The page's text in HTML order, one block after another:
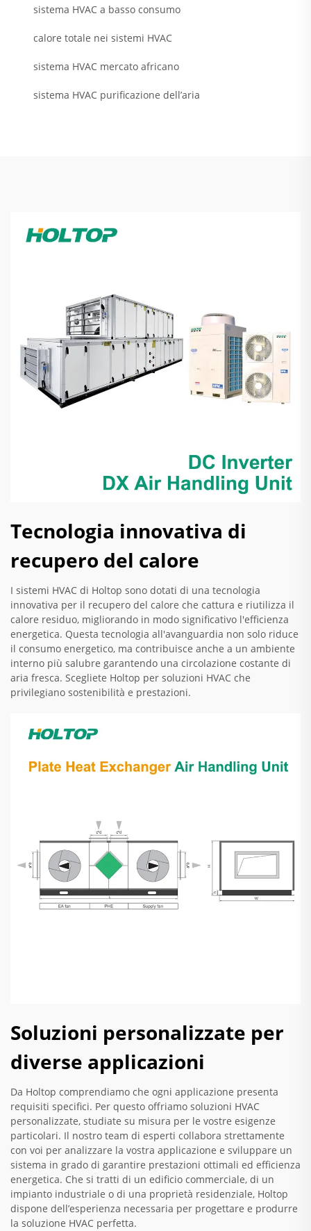
sistema HVAC a basso consumo
calore totale nei sistemi HVAC
sistema HVAC mercato africano
sistema HVAC purificazione dell’aria
Tecnologia innovativa di
recupero del calore
I sistemi HVAC di Holtop sono dotati di una tecnologia
innovativa per il recupero del calore che cattura e riutilizza il
calore residuo, migliorando in modo significativo l'efficienza
energetica. Questa tecnologia all'avanguardia non solo riduce
il consumo energetico, ma contribuisce anche a un ambiente
interno più salubre garantendo una circolazione costante di
aria fresca. Scegliete Holtop per soluzioni HVAC che
privilegiano sostenibilità e prestazioni.
Soluzioni personalizzate per
diverse applicazioni
Da Holtop comprendiamo che ogni applicazione presenta
requisiti specifici. Per questo offriamo soluzioni HVAC
personalizzate, studiate su misura per le vostre esigenze
particolari. Il nostro team di esperti collabora strettamente
con voi per analizzare la vostra applicazione e sviluppare un
sistema in grado di garantire prestazioni ottimali ed efficienza
energetica. Che si tratti di un edificio commerciale, di un
impianto industriale o di una proprietà residenziale, Holtop
dispone dell’esperienza necessaria per progettare e produrre
la soluzione HVAC perfetta.